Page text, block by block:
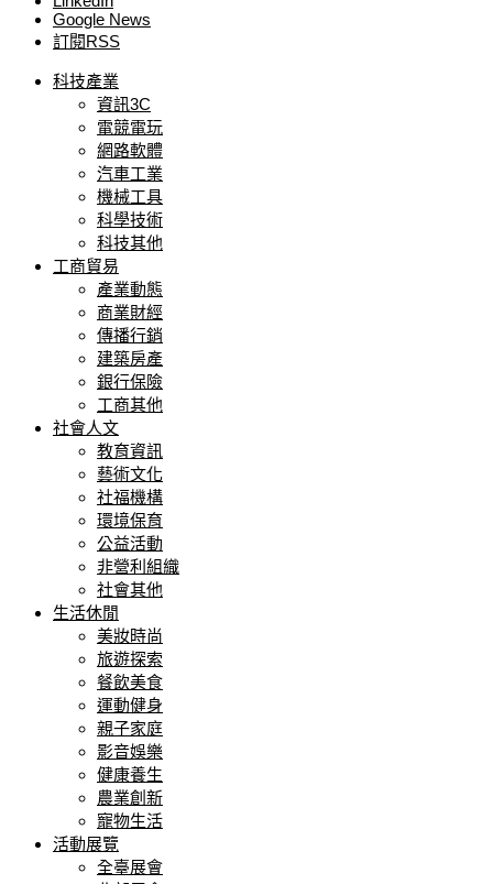
Google News
訂閱RSS
科技產業
資訊3C
電競電玩
網路軟體
汽車工業
機械工具
科學技術
科技其他
工商貿易
產業動態
商業財經
傳播行銷
建築房產
銀行保險
工商其他
社會人文
教育資訊
藝術文化
社福機構
環境保育
公益活動
非營利組織
社會其他
生活休閒
美妝時尚
旅遊探索
餐飲美食
運動健身
親子家庭
影音娛樂
健康養生
農業創新
寵物生活
活動展覽
全臺展會